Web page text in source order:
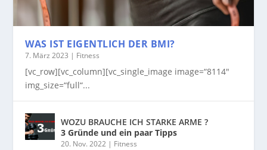
WAS IST EIGENTLICH DER BMI?
7. März 2023 | Fitness
[vc_row][vc_column][vc_single_image image=“8114″
img_size=“full“...
WOZU BRAUCHE ICH STARKE ARME ?
3 Gründe und ein paar Tipps
20. Nov. 2022 | Fitness